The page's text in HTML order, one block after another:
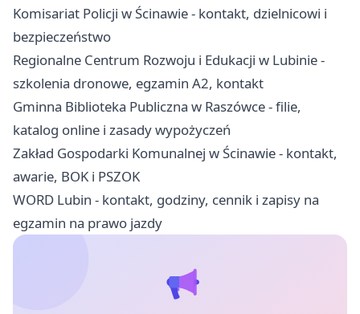
Komisariat Policji w Ścinawie - kontakt, dzielnicowi i
bezpieczeństwo
Regionalne Centrum Rozwoju i Edukacji w Lubinie -
szkolenia dronowe, egzamin A2, kontakt
Gminna Biblioteka Publiczna w Raszówce - filie,
katalog online i zasady wypożyczeń
Zakład Gospodarki Komunalnej w Ścinawie - kontakt,
awarie, BOK i PSZOK
WORD Lubin - kontakt, godziny, cennik i zapisy na
egzamin na prawo jazdy